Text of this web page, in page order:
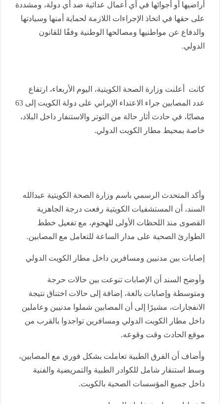
أراضيها أو أجوائها في أي أعمال عدائية ضد أي دولة، ومشددة
على حقها في اتخاذ الإجراءات اللازمة لحماية أمنها وسيادتها
والدفاع عن مواطنيها ومصالحها الوطنية وفقًا للقانون
الدولي.
كانت أعلنت وزارة الصحة الكويتية، اليوم الأربعاء، ارتفاع
عدد المصابين جراء الاعتداء الإيراني على دولة الكويت إلى 63
مصابًا، في حادث أثار حالة من التوتر والاستنفار داخل البلاد،
خاصة بمحيط مطار الكويت الدولي.
وأكد المتحدث الرسمي باسم وزارة الصحة الكويتية عبدالله
السند، أن المستشفيات الكويتية رفعت درجة الجاهزية
القصوى منذ اللحظات الأولى للهجوم، مع تفعيل خطط
الطوارئ الصحية على مدار الساعة للتعامل مع المصابين.
إصابات بين مدنيين ومسافرين داخل مطار الكويت الدولي
وأوضح السند أن الإصابات تنوعت بين حالات حرجة
ومتوسطة وإصابات بالغة، إضافة إلى حالات اختناق نتيجة
الانفجارات، مشيرًا إلى أن المصابين شملوا مدنيين وعاملين
داخل مطار الكويت الدولي ومسافرين تواجدوا بالقرب من
موقع الحادث وقت وقوعه.
وأضاف أن الفرق الطبية تعاملت بشكل فوري مع المصابين،
وسط استنفار شامل للكوادر الطبية والتمريضية والفنية
داخل جميع المؤسسات الصحية بالكويت.